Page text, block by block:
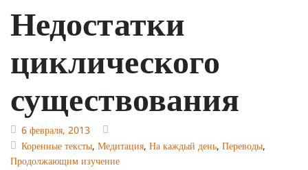
Недостатки
циклического
существования
6 февраля, 2013
Коренные тексты, Медитация, На каждый день, Переводы,
Продолжающим изучение